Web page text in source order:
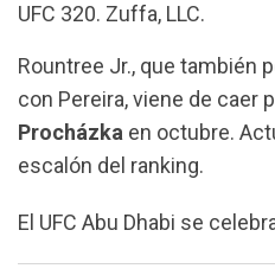
UFC 320. Zuffa, LLC.
Rountree Jr., que también
con Pereira, viene de caer
Procházka en octubre.
escalón del ranking.
El UFC Abu Dhabi se